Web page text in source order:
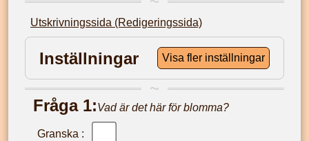
Utskrivningssida (Redigeringssida)
Inställningar Visa fler inställningar
Fråga 1:Vad är det här för blomma?
Granska :